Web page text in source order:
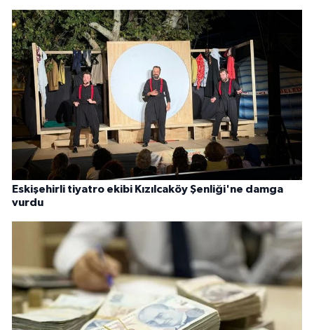
Eskişehirli tiyatro ekibi Kızılcaköy Şenliği'ne damga
vurdu